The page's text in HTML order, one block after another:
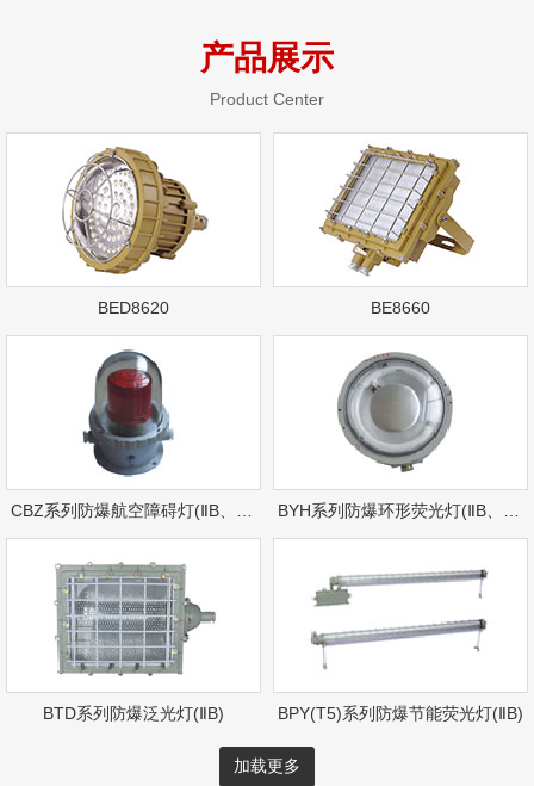
产品展示
Product Center
BED8620 BE8660
BTD系列防爆泛光灯(ⅡB) BPY(T5)系列防爆节能荧光灯(ⅡB)
加载更多